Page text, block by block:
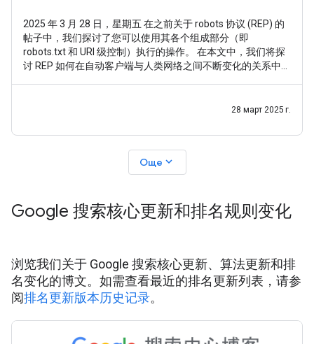
2025 年 3 月 28 日，星期五 在之前关于 robots 协议 (REP) 的
帖子中，我们探讨了您可以使用其各个组成部分（即
robots.txt 和 URI 级控制）执行的操作。 在本文中，我们将探
讨 REP 如何在自动客户端与人类网络之间不断变化的关系中发
28 март 2025 г.
Още expand_more
Google 搜索核心更新和排名规则变化
浏览我们关于 Google 搜索核心更新、算法更新和排
名变化的博文。如需查看最近的排名更新列表，请参
阅排名更新版本历史记录。